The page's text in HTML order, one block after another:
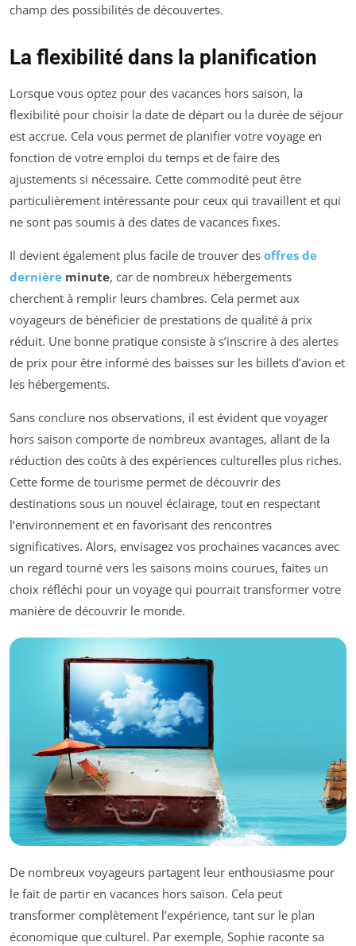
champ des possibilités de découvertes.
La flexibilité dans la planification
Lorsque vous optez pour des vacances hors saison, la
flexibilité pour choisir la date de départ ou la durée de séjour
est accrue. Cela vous permet de planifier votre voyage en
fonction de votre emploi du temps et de faire des
ajustements si nécessaire. Cette commodité peut être
particulièrement intéressante pour ceux qui travaillent et qui
ne sont pas soumis à des dates de vacances fixes.
Il devient également plus facile de trouver des offres de
dernière minute, car de nombreux hébergements
cherchent à remplir leurs chambres. Cela permet aux
voyageurs de bénéficier de prestations de qualité à prix
réduit. Une bonne pratique consiste à s’inscrire à des alertes
de prix pour être informé des baisses sur les billets d’avion et
les hébergements.
Sans conclure nos observations, il est évident que voyager
hors saison comporte de nombreux avantages, allant de la
réduction des coûts à des expériences culturelles plus riches.
Cette forme de tourisme permet de découvrir des
destinations sous un nouvel éclairage, tout en respectant
l’environnement et en favorisant des rencontres
significatives. Alors, envisagez vos prochaines vacances avec
un regard tourné vers les saisons moins courues, faites un
choix réfléchi pour un voyage qui pourrait transformer votre
manière de découvrir le monde.
De nombreux voyageurs partagent leur enthousiasme pour
le fait de partir en vacances hors saison. Cela peut
transformer complètement l’expérience, tant sur le plan
économique que culturel. Par exemple, Sophie raconte sa